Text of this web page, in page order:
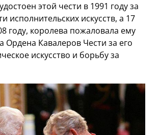
этой чести в 1991 году за
исполнительских искусств, а 17
году, королева пожаловала ему
Ордена Кавалеров Чести за его
искусство и борьбу за